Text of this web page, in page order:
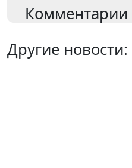
Комментарии
Другие новости: